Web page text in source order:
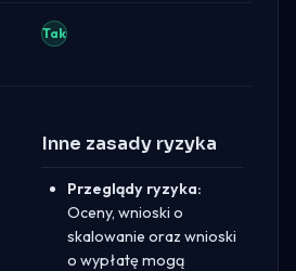
Tak
Inne zasady ryzyka
Przeglądy ryzyka:
Oceny, wnioski o
skalowanie oraz wnioski
o wypłatę mogą